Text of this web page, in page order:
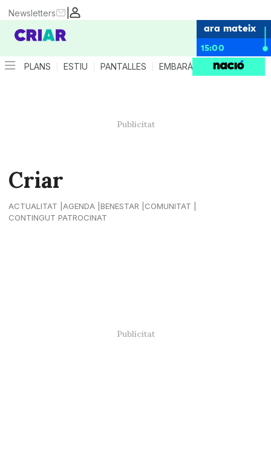
|
Newsletters
ara mateix
15:00
PLANS ESTIU PANTALLES EMBARÀS CRIANÇA
Criar
ACTUALITAT AGENDA BENESTAR
COMUNITAT
CONTINGUT PATROCINAT